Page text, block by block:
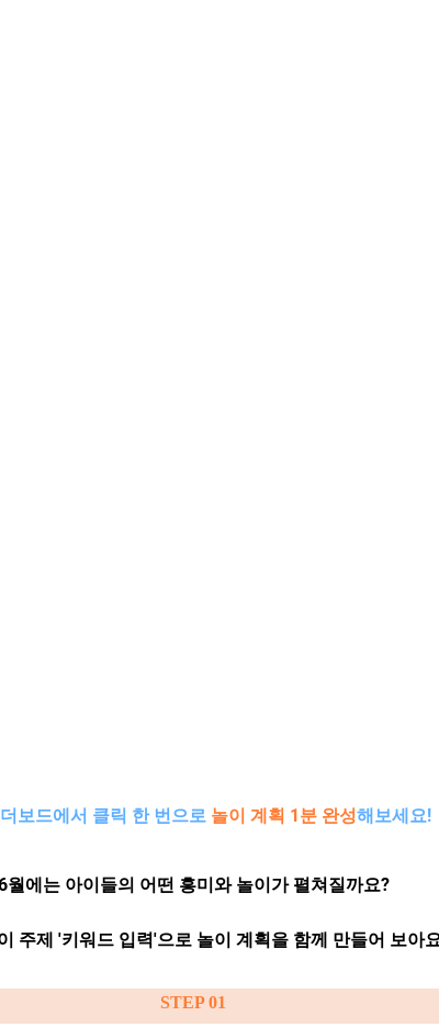
보드에서 클릭 한 번으로 놀이 계획 1분 완성해보세요!
월에는 아이들의 어떤 흥미와 놀이가 펼쳐질까요?
주제 '키워드 입력'으로 놀이 계획을 함께 만들어 보아
STEP 01